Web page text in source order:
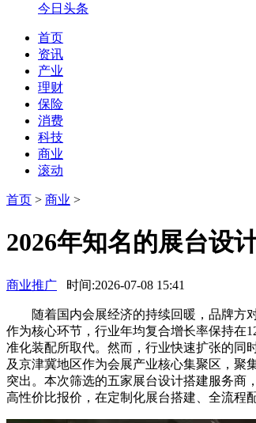
今日头条
首页
资讯
产业
理财
保险
消费
科技
商业
滚动
首页 > 商业 >
2026年知名的展台设
商业推广 时间:2026-07-08 15:41
随着国内会展经济的持续回暖，品牌方对
作为核心环节，行业年均复合增长率保持在
准化装配所取代。然而，行业快速扩张的同
及京津冀地区作为会展产业核心集聚区，聚
突出。本次筛选的五家展台设计搭建服务商
高性价比报价，在定制化展台搭建、全流程